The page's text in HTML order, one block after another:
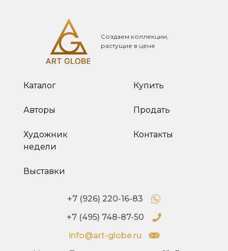
Создаем коллекции,
растущие в цене
Каталог
Авторы
Художник
недели
Выставки
Купить
Продать
Контакты
+7 (926) 220-16-83
+7 (495) 748-87-50
info@art-globe.ru